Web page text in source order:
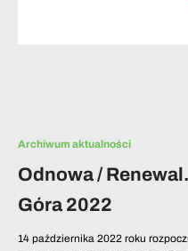
Archiwum aktualności
Odnowa /
Góra 2022
14 października 2022 roku